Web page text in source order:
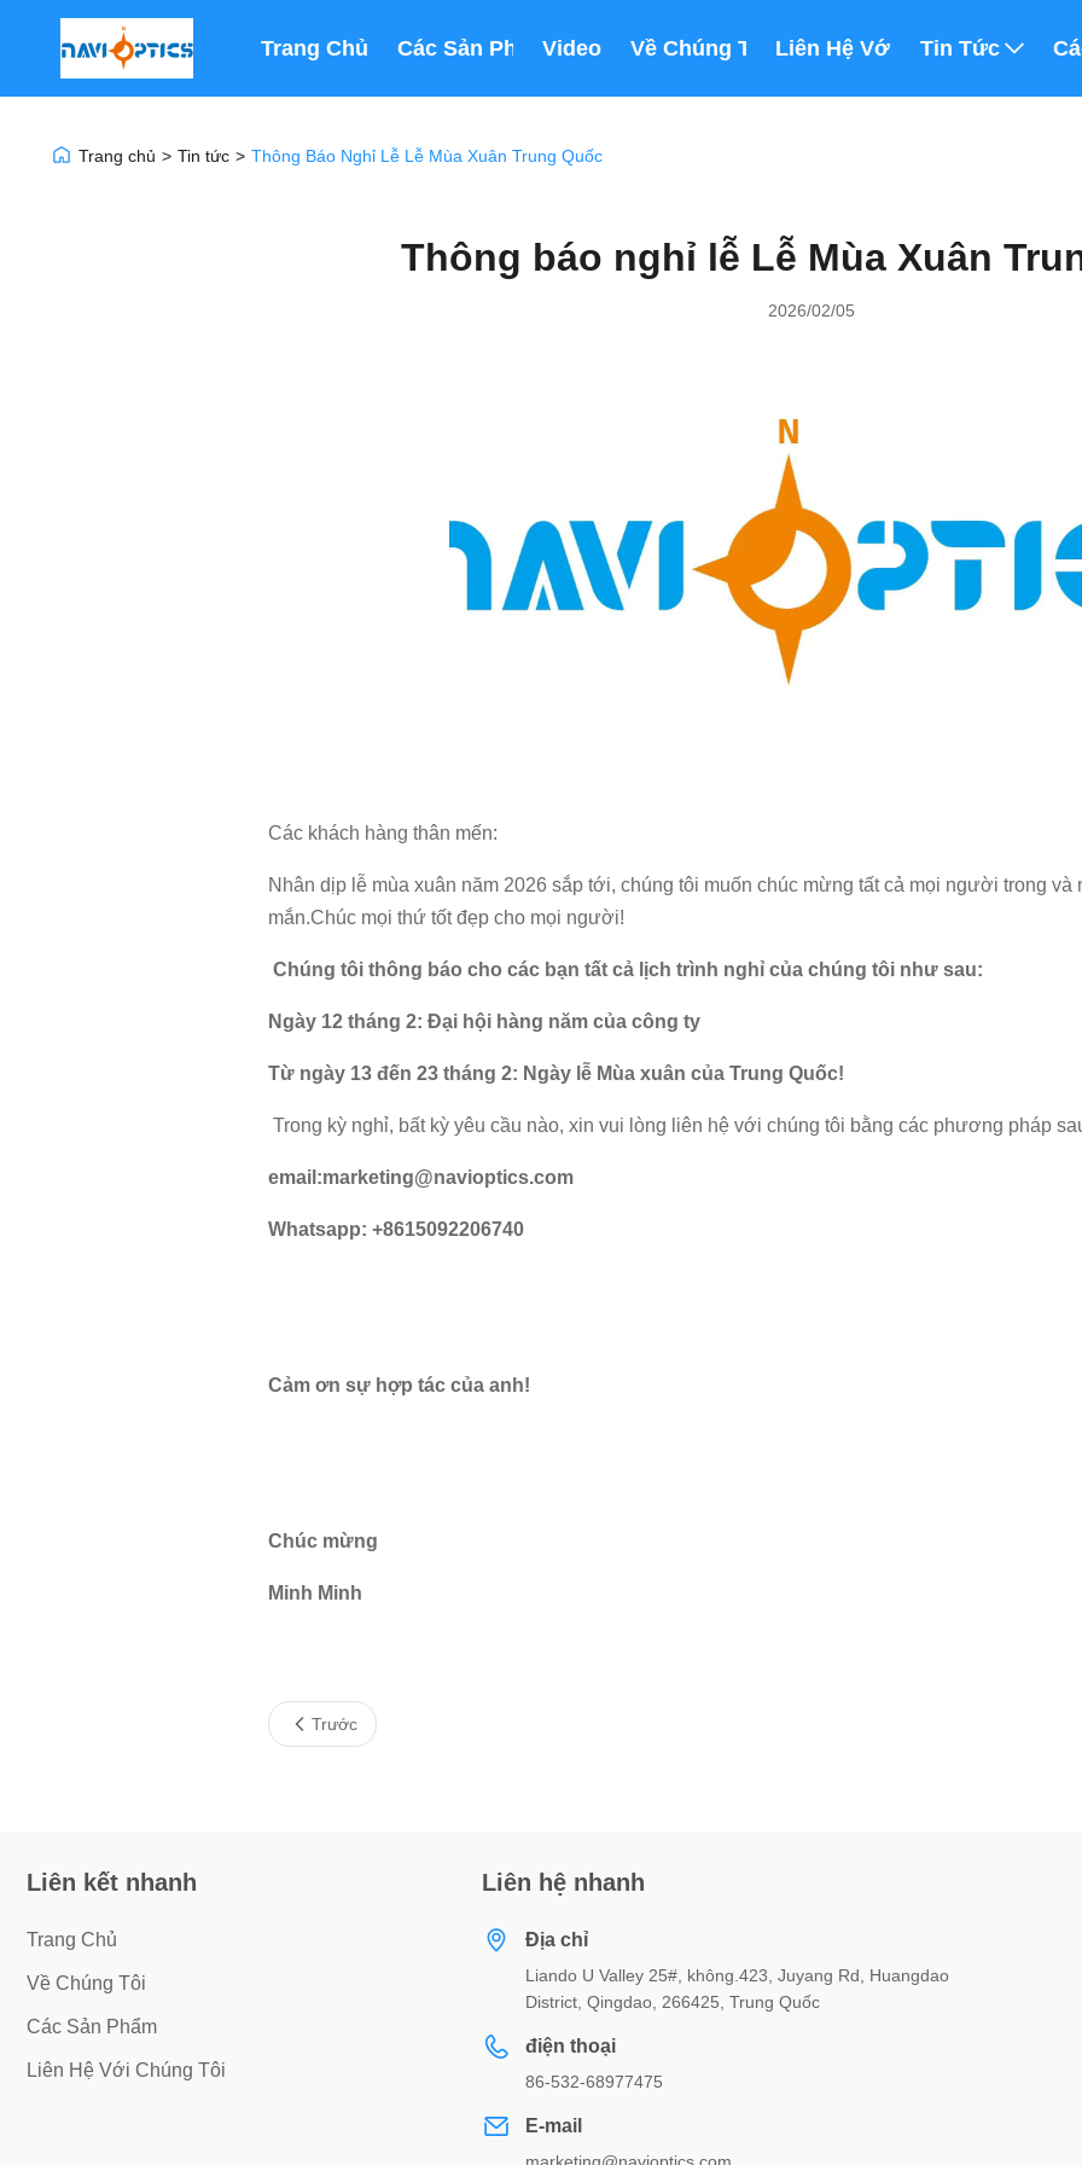
Trang Chủ Các Sản PhẩmVideo Về Chúng Tôi Liên Hệ Với Chúng Tôi
Tin Tức
Trang chủ > Tin tức > Thông Báo Nghỉ Lễ Lễ Mùa Xuân Trung Quốc
Thông báo nghỉ lễ Lễ Mùa Xuân
2026/02/05
Các khách hàng thân mến:
Nhân dịp lễ mùa xuân năm 2026 sắp tới, chúng tôi muốn chúc mừng tất cả mọi người trong
mắn.Chúc mọi thứ tốt đẹp cho mọi người!
Chúng tôi thông báo cho các bạn tất cả lịch trình nghỉ của chúng tôi như sau:
Ngày 12 tháng 2: Đại hội hàng năm của công ty
Từ ngày 13 đến 23 tháng 2: Ngày lễ Mùa xuân của Trung Quốc!
Trong kỳ nghỉ, bất kỳ yêu cầu nào, xin vui lòng liên hệ với chúng tôi bằng các phương pháp
email:marketing@navioptics.com
Whatsapp: +8615092206740
Cảm ơn sự hợp tác của anh!
Chúc mừng
Minh Minh
Trước
Liên kết nhanh
Trang Chủ
Về Chúng Tôi
Các Sản Phẩm
Liên Hệ Với Chúng Tôi
Liên hệ nhanh
Địa chỉ
Liando U Valley 25#, không.423, Juyang Rd, Huangdao
District, Qingdao, 266425, Trung Quốc
điện thoại
86-532-68977475
E-mail